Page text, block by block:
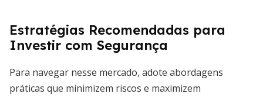
Estratégias Recomendadas para
Investir com Segurança
Para navegar nesse mercado, adote abordagens
práticas que minimizem riscos e maximizem